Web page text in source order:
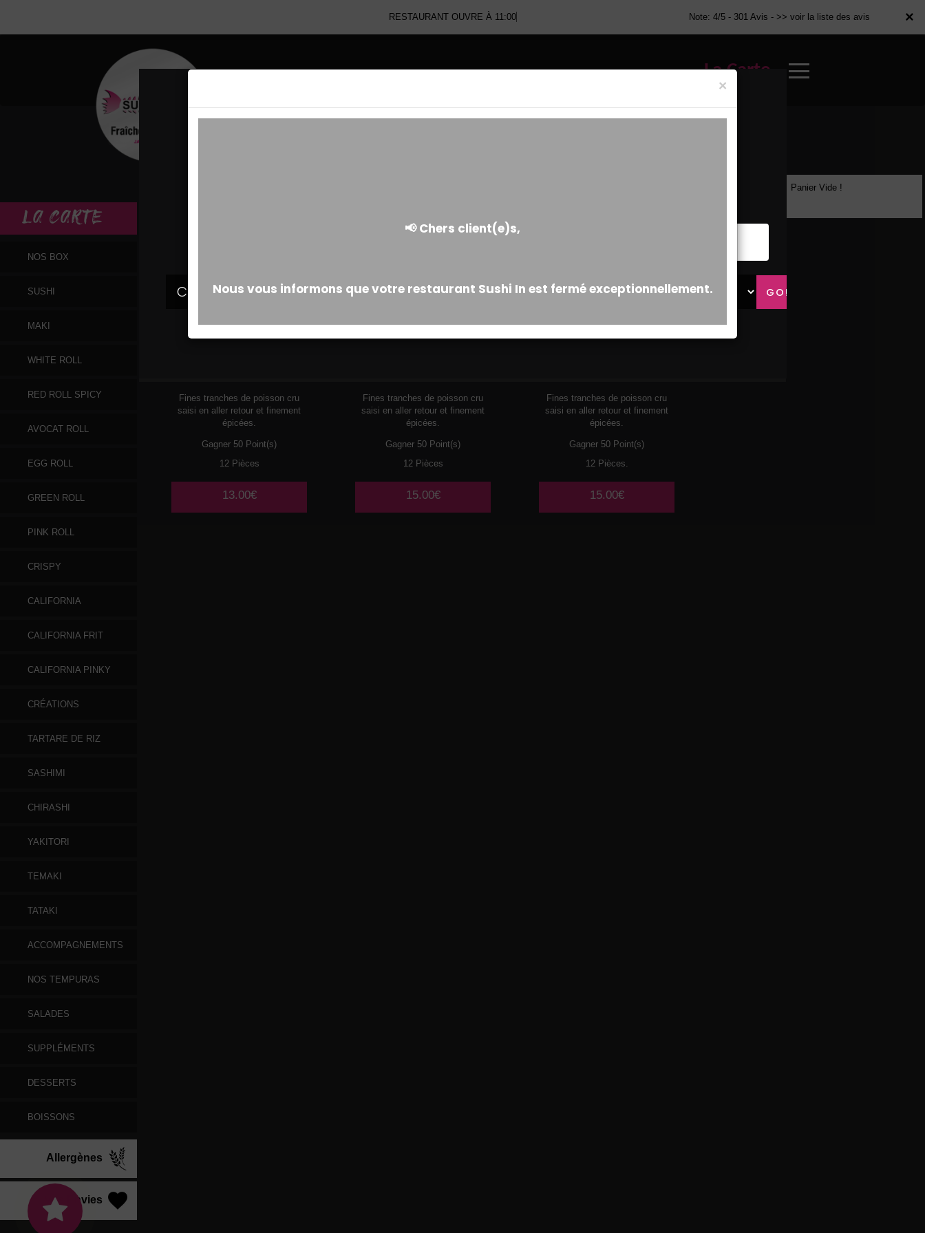
×
RESTAURANT OUVRE À 11:00 Note: 4/5 - 301 Avis - >> voir la liste des avis
La Carte
×
LA CARTE
NOS BOX
SUSHI
MAKI
WHITE ROLL
RED ROLL SPICY
AVOCAT ROLL
EGG ROLL
GREEN ROLL
PINK ROLL
CRISPY
CALIFORNIA
CALIFORNIA FRIT
CALIFORNIA PINKY
CRÉATIONS
TARTARE DE RIZ
SASHIMI
CHIRASHI
YAKITORI
TEMAKI
TATAKI
ACCOMPAGNEMENTS
NOS TEMPURAS
SALADES
SUPPLÉMENTS
DESSERTS
BOISSONS
Allergènes
Vos Envies
Fines tranches de poisson cru
saisi en aller retour et finement
épicées.
Gagner 50 Point(s)
12 Pièces
13.00€
Fines tranches de poisson cru
saisi en aller retour et finement
épicées.
Gagner 50 Point(s)
12 Pièces
15.00€
Fines tranches de poisson cru
saisi en aller retour et finement
épicées.
Gagner 50 Point(s)
12 Pièces.
15.00€
Panier Vide !
×